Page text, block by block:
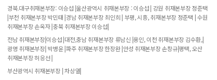
경북.대구취재본부장: 이승섭 |울산광역시 취재본부장 : 이승섭 | 강원 취재본부장 정준택
|부천 취재본부장 박민태 |경남 취재본부장 최인희 | 부평, 시흥, 취재본부장 정준택 | 수원
취재본부장 손옥자 |충북 취재본부장 이승섭|
전남 취재본부장|이승섭 |대전,충남 취재본부장 류남신 |용인, 이천 취재본부장 김수환,|
광명 취재본부장| 박병윤 |파주 취재본부장 한장완 |안성 취재본부장 손창규|평택, 오산
취재본부장 허응선 |
부산광역시 취재본부장 | 차상열|